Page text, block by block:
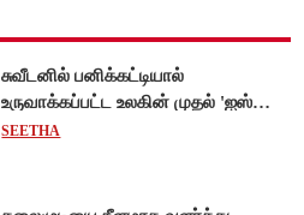
சுவீடனில் பனிக்கட்டியால்
உருவாக்கப்பட்ட உலகின் முதல் 'ஐஸ்
ஓட்டல்'!
SEETHA